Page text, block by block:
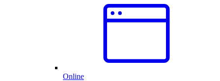
Online